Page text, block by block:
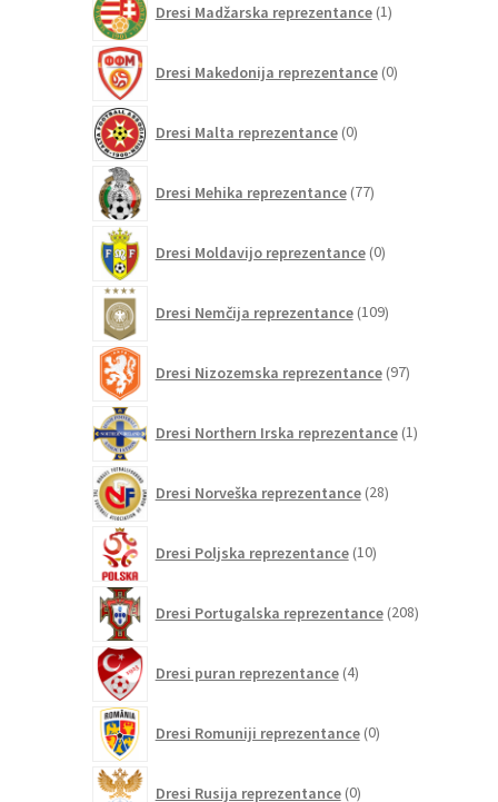
Dresi Madžarska reprezentance 1izdelek
Dresi Makedonija reprezentance 0izdelkov
Dresi Malta reprezentance 0izdelkov
Dresi Mehika reprezentance 77izdelkov
Dresi Moldavijo reprezentance 0izdelkov
Dresi Nemčija reprezentance 109izdelkov
Dresi Nizozemska reprezentance 97izdelkov
Dresi Northern Irska reprezentance 1izdelek
Dresi Norveška reprezentance 28izdelkov
Dresi Poljska reprezentance 10izdelkov
Dresi Portugalska reprezentance 208izdelkov
Dresi puran reprezentance 4izdelki
Dresi Romuniji reprezentance 0izdelkov
Dresi Rusija reprezentance 0